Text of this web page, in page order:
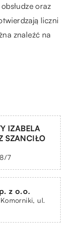
oraz
liczni
znaleźć na
IZABELA
SZANCIŁO
7
z o.o.
ul.